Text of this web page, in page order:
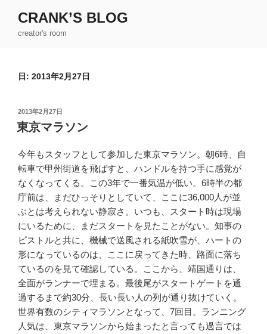
CRANK’S BLOG
creator's room
日: 2013年2月27日
投
稿
日:
2013年2月27日
東京マラソン
今年もスタッフとして参加した東京マラソン。朝6時、自
転車で甲州街道を飛ばすと、ハンドルを持つ手に感覚が
なくなってくる。この3年で一番気温が低い。6時半の都
庁前は、まだひっそりとしていて、ここに36,000人が並
ぶとは考えられない静寂さ。いつも、スタート時は現場
にいるために、まだスタートを見たことがない。知事の
ピストルと共に、機械で送風される紙吹雪が、ハートの
形になっているのは、ここに戻ってきた時、路面に落ち
ているのを見て確認している。ここから、靖国通りは、
全面がランナーで埋まる。最後尾がスタートゲートを通
過するまで約30分、長い長い人の列が通り抜けていく。
世界有数のシティマラソンとなって、7回目。ランニング
人気は、東京マラソンから始まったと言っても過言では